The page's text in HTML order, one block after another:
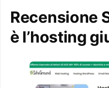
Recensione
è l’hosting